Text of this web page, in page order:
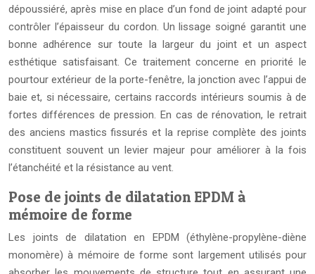
dépoussiéré, après mise en place d’un fond de joint adapté pour
contrôler l’épaisseur du cordon. Un lissage soigné garantit une
bonne adhérence sur toute la largeur du joint et un aspect
esthétique satisfaisant. Ce traitement concerne en priorité le
pourtour extérieur de la porte-fenêtre, la jonction avec l’appui de
baie et, si nécessaire, certains raccords intérieurs soumis à de
fortes différences de pression. En cas de rénovation, le retrait
des anciens mastics fissurés et la reprise complète des joints
constituent souvent un levier majeur pour améliorer à la fois
l’étanchéité et la résistance au vent.
Pose de joints de dilatation EPDM à
mémoire de forme
Les joints de dilatation en EPDM (éthylène-propylène-diène
monomère) à mémoire de forme sont largement utilisés pour